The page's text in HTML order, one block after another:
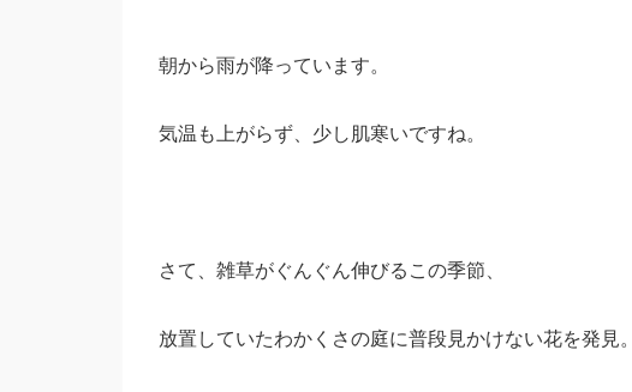
朝から雨が降っています。
気温も上がらず、少し肌寒いですね。
さて、雑草がぐんぐん伸びるこの季節、
放置していたわかくさの庭に普段見かけない花を発見。